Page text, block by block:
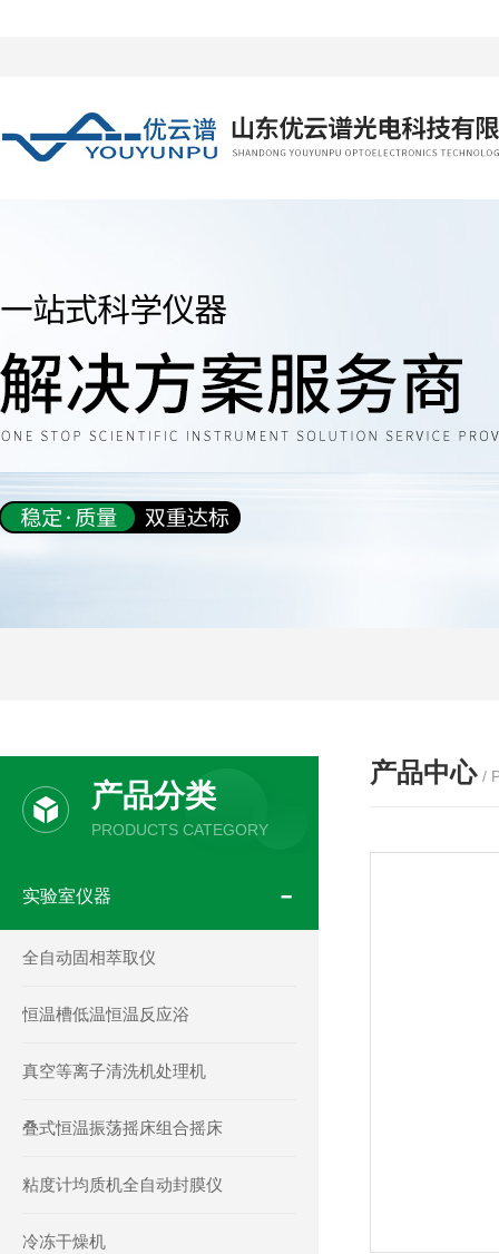
产品中心 /
产品分类
PRODUCTS CATEGORY
实验室仪器
全自动固相萃取仪
恒温槽低温恒温反应浴
真空等离子清洗机处理机
叠式恒温振荡摇床组合摇床
粘度计均质机全自动封膜仪
冷冻干燥机